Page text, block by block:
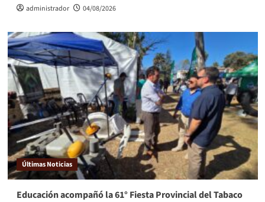
administrador 04/08/2026
Últimas Noticias
Educación acompañó la 61° Fiesta Provincial del Tabaco